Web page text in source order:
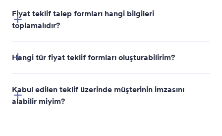
Fiyat teklif talep formları hangi bilgileri
toplamalıdır?
Hangi tür fiyat teklif formları oluşturabilirim?
Kabul edilen teklif üzerinde müşterinin imzasını
alabilir miyim?